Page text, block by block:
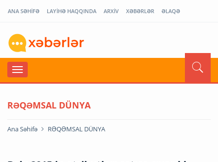
ANA SƏHİFƏ LAYİHƏ HAQQINDA ARXİV XƏBƏRLƏR ƏLAQƏ
RƏQƏMSAL DÜNYA
Ana Səhifə RƏQƏMSAL DÜNYA